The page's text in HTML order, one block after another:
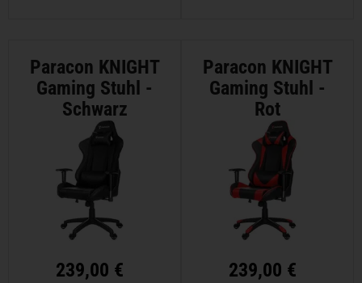
Paracon KNIGHT
Gaming Stuhl -
Schwarz
239,00 €
Paracon KNIGHT
Gaming Stuhl -
Rot
239,00 €